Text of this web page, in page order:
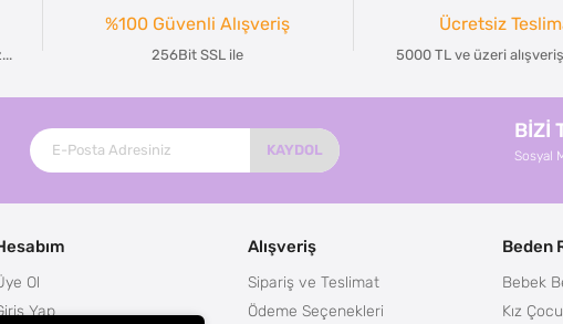
%100 Güvenli Alışveriş
256Bit SSL ile
Ücretsiz
5000 TL ve üzeri
KAYDOL
BİZİ
Sosyal
Ol
Yap
Alışveriş
Sipariş ve Teslimat
Ödeme Seçenekleri
Beden
Bebek
Kız